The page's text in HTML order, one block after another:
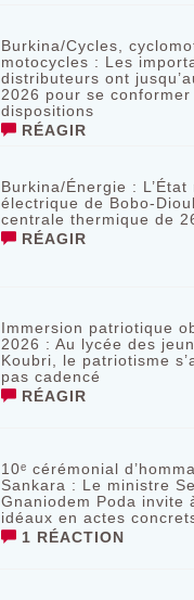
Burkina/Cycles,
motocycles : Les
distributeurs ont
2026 pour se
dispositions
RÉAGIR
Burkina/Énergie : L’État
électrique de Bobo-
centrale thermique de
RÉAGIR
Immersion patriotique
2026 : Au lycée des
Koubri, le patriotisme
pas cadencé
RÉAGIR
10ᵉ cérémonial
Sankara : Le ministre
Gnaniodem Poda invite
idéaux en actes
1 RÉACTION